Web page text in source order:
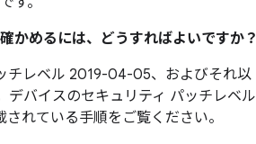
かめるには、どうすればよいですか？
チレベル 2019-04-05、およびそれ以
デバイスのセキュリティ パッチレベル
されている手順をご覧ください。